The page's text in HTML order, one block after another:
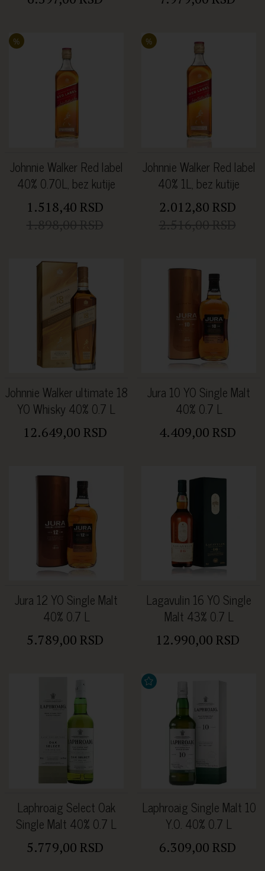
Johnnie Walker Red label
40% 0.70L, bez kutije
1.518,40 RSD
%
Johnnie Walker Red label
40% 1L, bez kutije
2.012,80 RSD
%
Johnnie Walker ultimate 18
YO Whisky 40% 0.7 L
12.649,00 RSD
Jura 10 YO Single Malt
40% 0.7 L
4.409,00 RSD
Jura 12 YO Single Malt
40% 0.7 L
5.789,00 RSD
Lagavulin 16 YO Single
Malt 43% 0.7 L
12.990,00 RSD
Laphroaig Select Oak
Single Malt 40% 0.7 L
5.779,00 RSD
Laphroaig Single Malt 10
Y.O. 40% 0.7 L
6.309,00 RSD